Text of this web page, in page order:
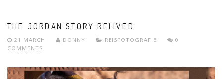
THE JORDAN STORY RELIVED
21 MARCH DONNY REISFOTOGRAFIE
0
COMMENTS